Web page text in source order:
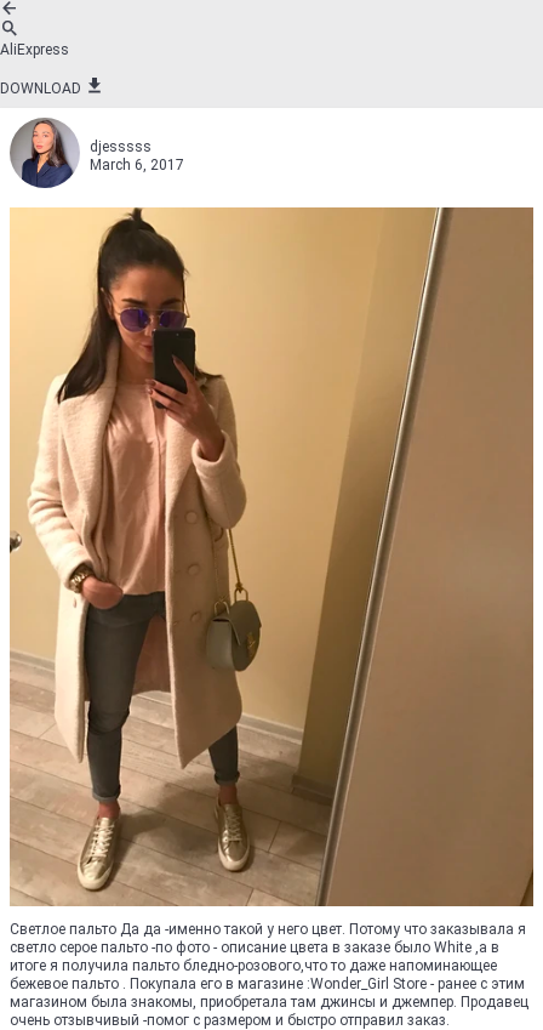
AliExpress
DOWNLOAD
djesssss
March 6, 2017
Светлое пальто Да да -именно такой у него цвет. Потому что заказывала я
светло серое пальто -по фото - описание цвета в заказе было White ,а в
итоге я получила пальто бледно-розового,что то даже напоминающее
бежевое пальто . Покупала его в магазине :Wonder_Girl Store - ранее с этим
магазином была знакомы, приобретала там джинсы и джемпер. Продавец
очень отзывчивый -помог с размером и быстро отправил заказ.